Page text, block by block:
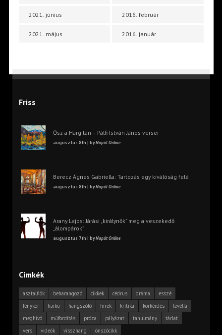
2021. június
2021. május
2016. február
2016. január
Friss
Ősz a Hargitán – Pálfi István János versei
augusztus 8th | byNapút Online
Berecz Ágnes Gabriella: Tartozás egy kiválóság felé
augusztus 8th | byNapút Online
Arany Lajos: Járási „királynők” meg a veszekedő
„álompárok”
augusztus 7th | byNapút Online
Címkék
asztalfiók beharangozó cikkek cédrus dráma
esszé
fénykör
haiku hangszóló hírek kritika körkérdés
levélfa
meghívó
műfordítás próza pályázat tanulmány
tárlat
vers
videók visszhang önszócikk